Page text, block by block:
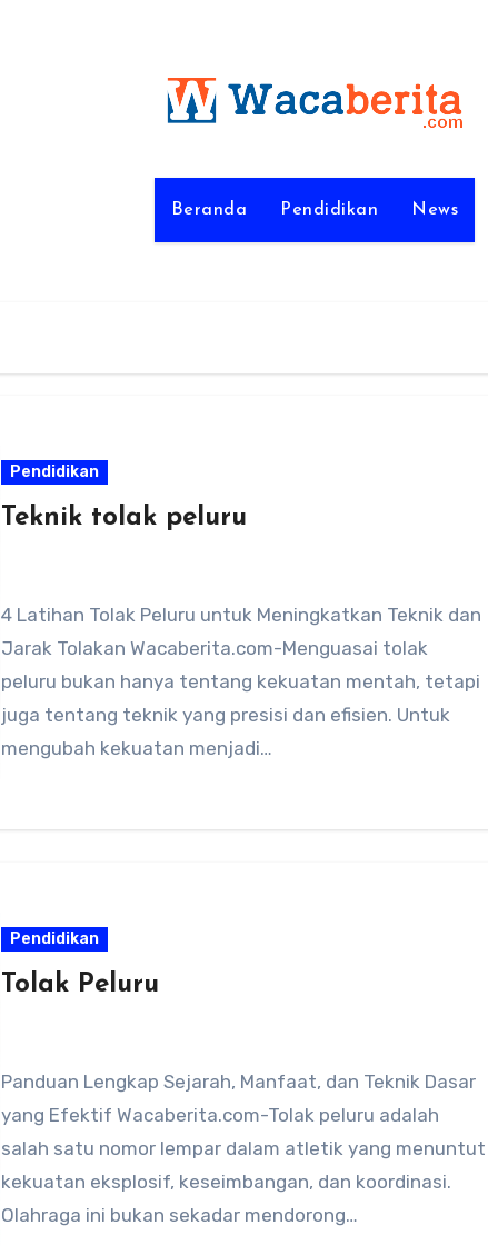
Beranda Pendidikan News
Pendidikan
Teknik tolak peluru
4 Latihan Tolak Peluru untuk Meningkatkan Teknik dan
Jarak Tolakan Wacaberita.com-Menguasai tolak
peluru bukan hanya tentang kekuatan mentah, tetapi
juga tentang teknik yang presisi dan efisien. Untuk
mengubah kekuatan menjadi…
Pendidikan
Tolak Peluru
Panduan Lengkap Sejarah, Manfaat, dan Teknik Dasar
yang Efektif Wacaberita.com-Tolak peluru adalah
salah satu nomor lempar dalam atletik yang menuntut
kekuatan eksplosif, keseimbangan, dan koordinasi.
Olahraga ini bukan sekadar mendorong…